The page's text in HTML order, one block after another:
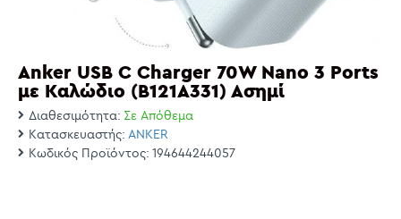
Anker USB C Charger 70W Nano 3 Ports
με Καλώδιο (B121A331) Ασημί
Διαθεσιμότητα: Σε Απόθεμα
Κατασκευαστής: ANKER
Κωδικός Προϊόντος: 194644244057